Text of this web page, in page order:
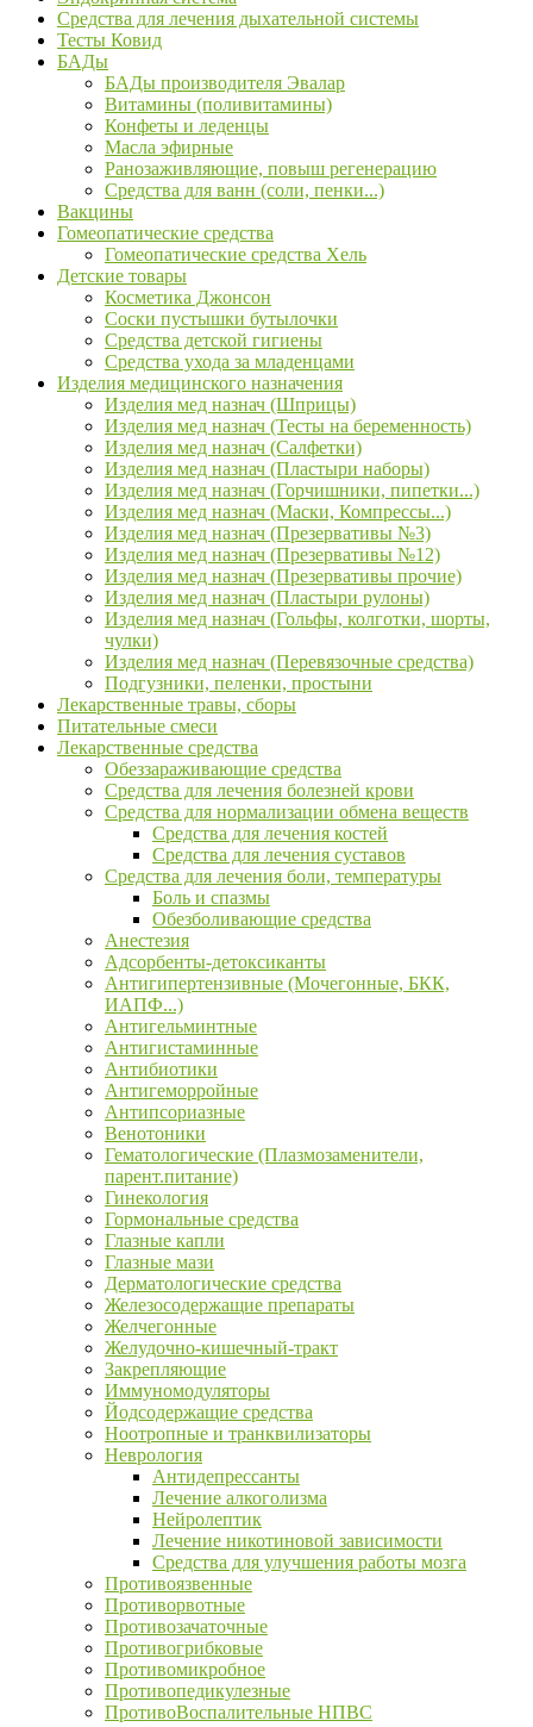
Средства для лечения дыхательной системы
Тесты Ковид
БАДы
БАДы производителя Эвалар
Витамины (поливитамины)
Конфеты и леденцы
Масла эфирные
Ранозаживляющие, повыш регенерацию
Средства для ванн (соли, пенки...)
Вакцины
Гомеопатические средства
Гомеопатические средства Хель
Детские товары
Косметика Джонсон
Соски пустышки бутылочки
Средства детской гигиены
Средства ухода за младенцами
Изделия медицинского назначения
Изделия мед назнач (Шприцы)
Изделия мед назнач (Тесты на беременность)
Изделия мед назнач (Салфетки)
Изделия мед назнач (Пластыри наборы)
Изделия мед назнач (Горчишники, пипетки...)
Изделия мед назнач (Маски, Компрессы...)
Изделия мед назнач (Презервативы №3)
Изделия мед назнач (Презервативы №12)
Изделия мед назнач (Презервативы прочие)
Изделия мед назнач (Пластыри рулоны)
Изделия мед назнач (Гольфы, колготки, шорты,
чулки)
Изделия мед назнач (Перевязочные средства)
Подгузники, пеленки, простыни
Лекарственные травы, сборы
Питательные смеси
Лекарственные средства
Обеззараживающие средства
Средства для лечения болезней крови
Средства для нормализации обмена веществ
Средства для лечения костей
Средства для лечения суставов
Средства для лечения боли, температуры
Боль и спазмы
Обезболивающие средства
Анестезия
Адсорбенты-детоксиканты
Антигипертензивные (Мочегонные, БКК,
ИАПФ...)
Антигельминтные
Антигистаминные
Антибиотики
Антигеморройные
Антипсориазные
Венотоники
Гематологические (Плазмозаменители,
парент.питание)
Гинекология
Гормональные средства
Глазные капли
Глазные мази
Дерматологические средства
Железосодержащие препараты
Желчегонные
Желудочно-кишечный-тракт
Закрепляющие
Иммуномодуляторы
Йодсодержащие средства
Ноотропные и транквилизаторы
Неврология
Антидепрессанты
Лечение алкоголизма
Нейролептик
Лечение никотиновой зависимости
Средства для улучшения работы мозга
Противоязвенные
Противорвотные
Противозачаточные
Противогрибковые
Противомикробное
Противопедикулезные
ПротивоВоспалительные НПВС